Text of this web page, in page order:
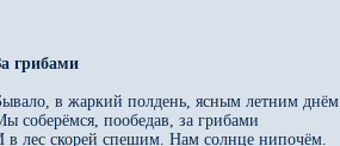
грибами
в жаркий полдень, ясным летним днём
соберёмся, пообедав, за грибами
в лес скорей спешим. Нам солнце нипочём.